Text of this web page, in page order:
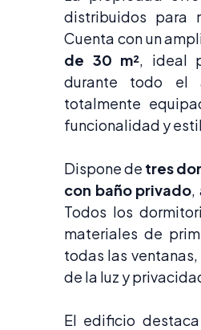
distribuidos para
Cuenta con un
de 30 m², ideal
durante todo el
totalmente
funcionalidad y
Dispone de tres
con baño privado,
Todos los
materiales de
todas las
de la luz y
El edificio